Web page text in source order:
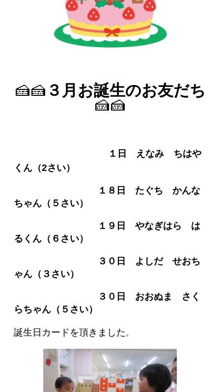
🍰🍰 ３月お誕生のお友だち
🍰🍰
１日 えなみ ちはや
くん（2さい）
１８日 たぐち かんな
ちゃん（５さい）
１９日 やなぎはら は
るくん（６さい）
３０日 よしだ せおち
ゃん（３さい）
３０日 おおぬま さく
らちゃん（５さい）
誕生日カードを頂きました 。